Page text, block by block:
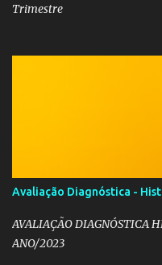
Trimestre
Avaliação Diagnóstica -
AVALIAÇÃO DIAGNÓSTICA
ANO/2023